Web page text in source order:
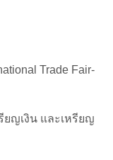
Trade Fair-
ยญเงิน และเหรียญ